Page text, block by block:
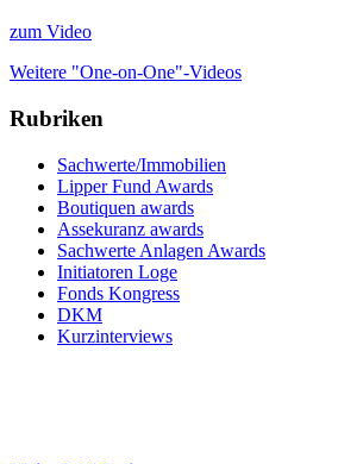
zum Video
Weitere "One-on-One"-Videos
Rubriken
Sachwerte/Immobilien
Lipper Fund Awards
Boutiquen awards
Assekuranz awards
Sachwerte Anlagen Awards
Initiatoren Loge
Fonds Kongress
DKM
Kurzinterviews